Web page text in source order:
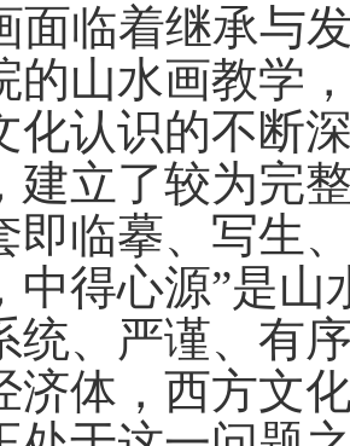
临着继承与
的山水画教学
化认识的不断
建立了较为完
即临摹、写生
中得心源”是
统、严谨、有
济体，西方文